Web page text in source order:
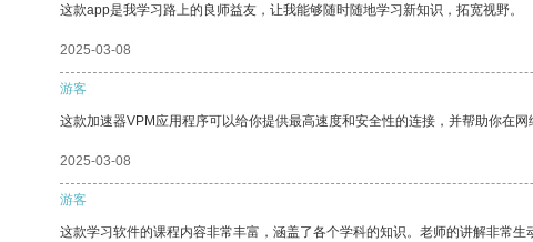
这款app是我学习路上的良师益友，让我能够随时随地学习新知识，拓宽视野。
2025-03-08
游客
这款加速器VPM应用程序可以给你提供最高速度和安全性的连接，并帮助你在网
2025-03-08
游客
这款学习软件的课程内容非常丰富，涵盖了各个学科的知识。老师的讲解非常生